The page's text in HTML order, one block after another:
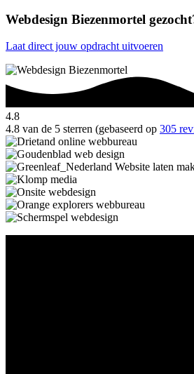
Webdesign Biezenmortel
Laat direct jouw opdracht uitvoeren
4.8
4.8 van de 5 sterren (gebaseerd op 305